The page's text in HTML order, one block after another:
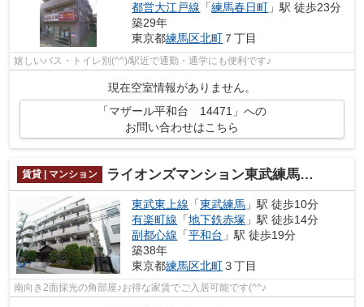
都営大江戸線 「練馬春日町 」駅 徒歩23分
築29年
東京都練馬区北町 ７丁目
嬉しいバス・トイレ別(^^)/駅近で通勤・通学にも便利です♪
現在空室情報がありません。
「マザール平和台 14471」への
お問い合わせはこちら
賃貸 | マンション ライオンズマンション東武練馬 14394
東武東上線 「東武練馬 」駅 徒歩10分
有楽町線 「地下鉄赤塚 」駅 徒歩14分
副都心線 「平和台 」駅 徒歩19分
築38年
東京都練馬区北町３丁目
南向き2面採光の角部屋♪お得な家賃でご入居可能です(^^♪